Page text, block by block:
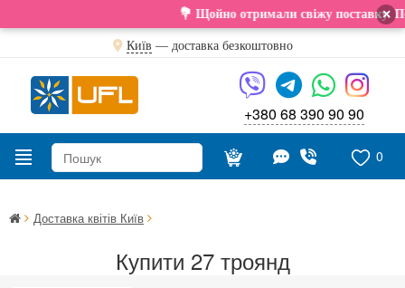
💐 Щойно отримали свіжу поставку.×
Київ — доставка безкоштовно
+380 68 390 90 90
0
Доставка квітів Київ
Купити 27 троянд